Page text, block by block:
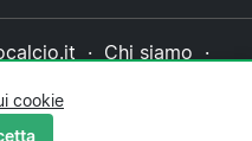
· Chi siamo ·
editoriale
cookie